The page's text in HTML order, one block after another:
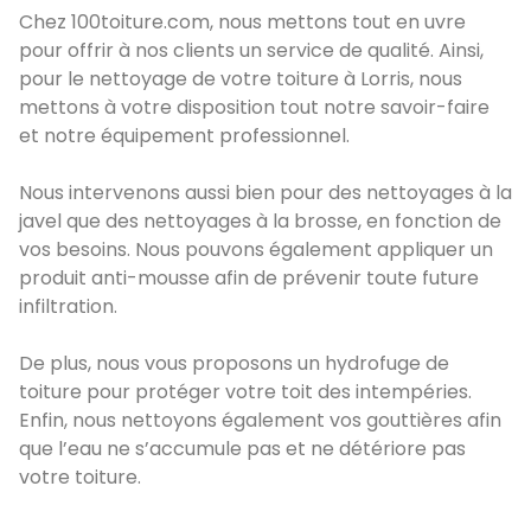
Chez 100toiture.com, nous mettons tout en uvre
pour offrir à nos clients un service de qualité. Ainsi,
pour le nettoyage de votre toiture à Lorris, nous
mettons à votre disposition tout notre savoir-faire
et notre équipement professionnel.
Nous intervenons aussi bien pour des nettoyages à la
javel que des nettoyages à la brosse, en fonction de
vos besoins. Nous pouvons également appliquer un
produit anti-mousse afin de prévenir toute future
infiltration.
De plus, nous vous proposons un hydrofuge de
toiture pour protéger votre toit des intempéries.
Enfin, nous nettoyons également vos gouttières afin
que l’eau ne s’accumule pas et ne détériore pas
votre toiture.